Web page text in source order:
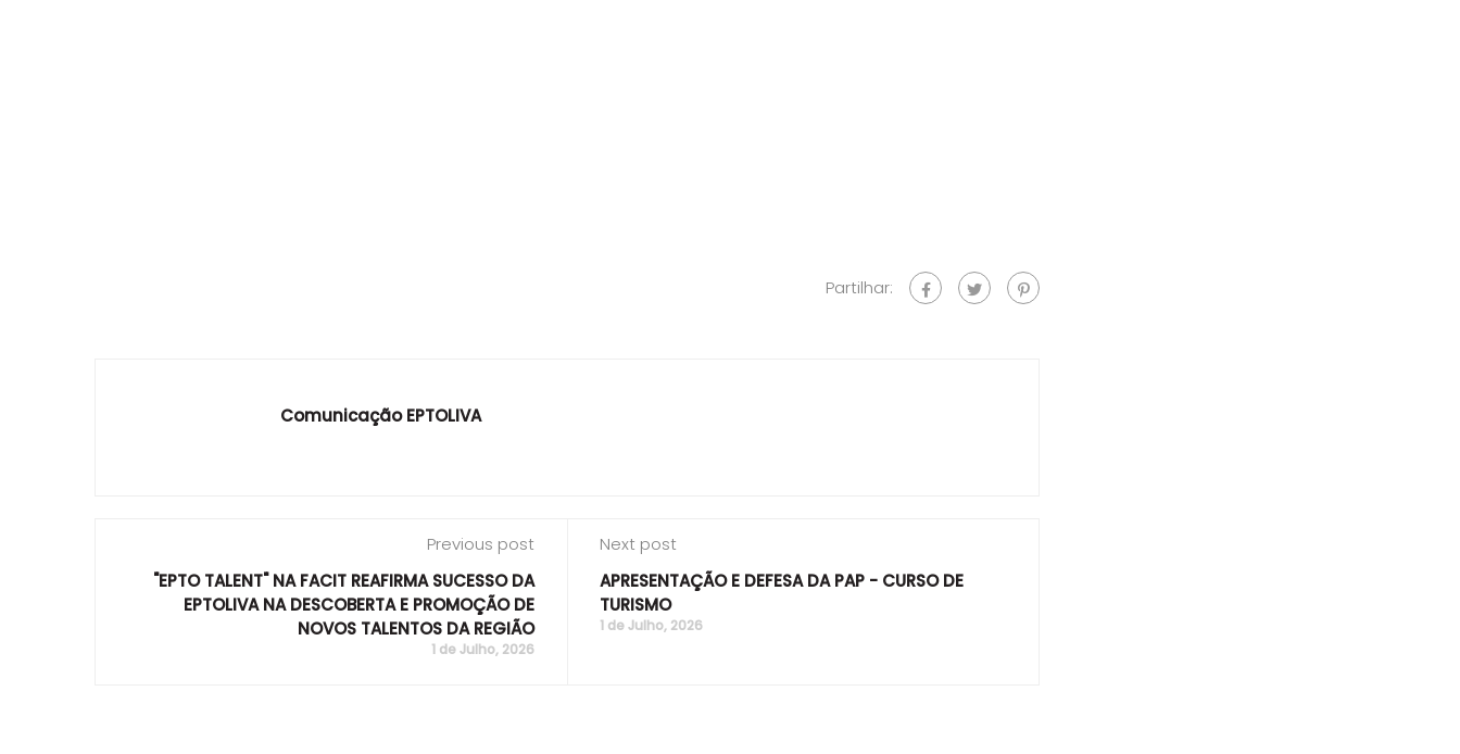
Partilhar:
Comunicação EPTOLIVA
Previous post
"EPTO TALENT" NA FACIT REAFIRMA SUCESSO DA
EPTOLIVA NA DESCOBERTA E PROMOÇÃO DE
NOVOS TALENTOS DA REGIÃO
1 de Julho, 2026
Next post
APRESENTAÇÃO E DEFESA DA PAP - CURSO DE
TURISMO
1 de Julho, 2026